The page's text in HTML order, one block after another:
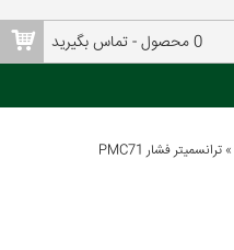
0 محصول - تماس بگیرید
» ترانسمیتر فشار PMC71